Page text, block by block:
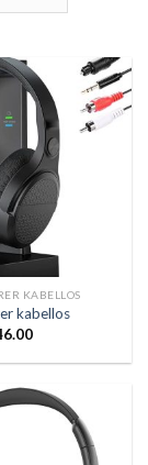
KABELLOS
kabellos